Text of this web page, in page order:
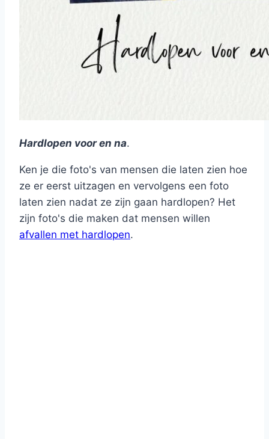
Hardlopen voor en na.
Ken je die foto's van mensen die laten zien hoe
ze er eerst uitzagen en vervolgens een foto
laten zien nadat ze zijn gaan hardlopen? Het
zijn foto's die maken dat mensen willen
afvallen met hardlopen.